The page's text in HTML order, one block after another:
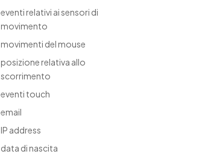
eventi relativi ai sensori di
movimento
movimenti del mouse
posizione relativa allo
scorrimento
eventi touch
email
IP address
data di nascita